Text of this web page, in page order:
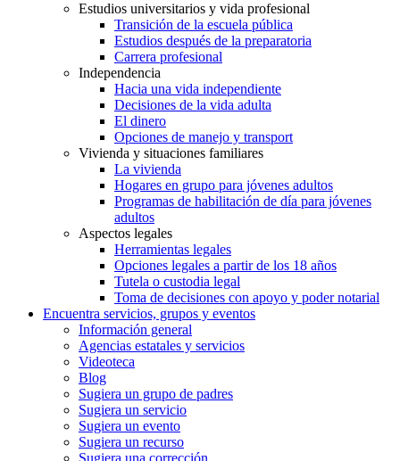
Estudios universitarios y vida profesional
Transición de la escuela pública
Estudios después de la preparatoria
Carrera profesional
Independencia
Hacia una vida independiente
Decisiones de la vida adulta
El dinero
Opciones de manejo y transport
Vivienda y situaciones familiares
La vivienda
Hogares en grupo para jóvenes adultos
Programas de habilitación de día para jóvenes
adultos
Aspectos legales
Herramientas legales
Opciones legales a partir de los 18 años
Tutela o custodia legal
Toma de decisiones con apoyo y poder notarial
Encuentra servicios, grupos y eventos
Información general
Agencias estatales y servicios
Videoteca
Blog
Sugiera un grupo de padres
Sugiera un servicio
Sugiera un evento
Sugiera un recurso
Sugiera una corrección